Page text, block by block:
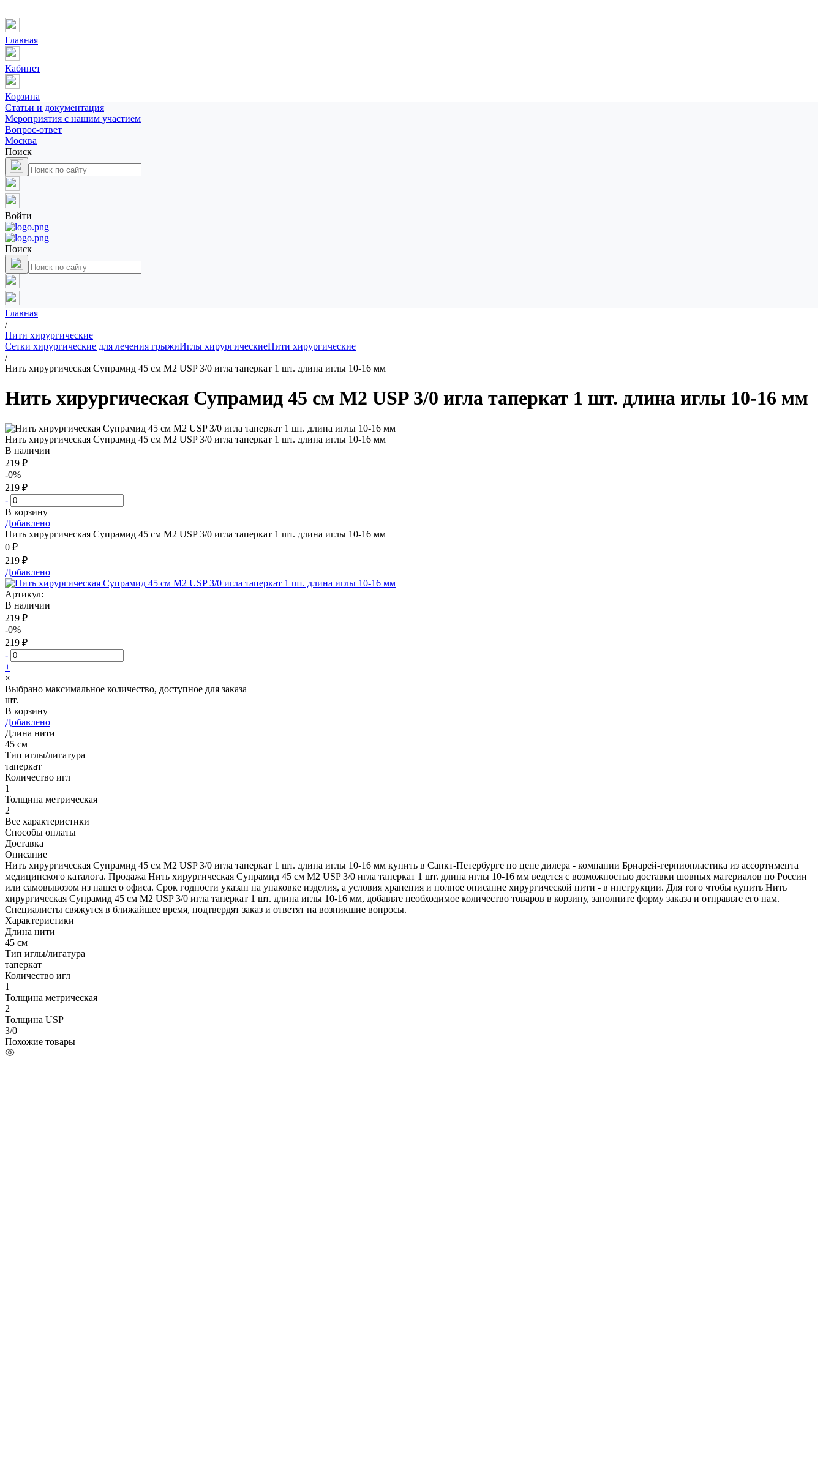
Главная
Кабинет
Корзина
Статьи и документация
Мероприятия с нашим участием
Вопрос-ответ
Москва
Поиск
Войти
Поиск
Главная
/
Нити хирургические
Сетки хирургические для лечения грыжиИглы хирургическиеНити хирургические
/
Нить хирургическая Супрамид 45 см М2 USP 3/0 игла таперкат 1 шт. длина иглы 10-16 мм
Нить хирургическая Супрамид 45 см М2 USP 3/0 игла таперкат 1 шт. длина иглы 10-16 мм
Нить хирургическая Супрамид 45 см М2 USP 3/0 игла таперкат 1 шт. длина иглы 10-16 мм
В наличии
219 ₽
-0%
219 ₽
-
+
В корзину
Добавлено
Нить хирургическая Супрамид 45 см М2 USP 3/0 игла таперкат 1 шт. длина иглы 10-16 мм
0 ₽
219 ₽
Добавлено
Артикул:
В наличии
219 ₽
-0%
219 ₽
-
+
×
Выбрано максимальное количество, доступное для заказа
шт.
В корзину
Добавлено
Длина нити
45 см
Тип иглы/лигатура
таперкат
Количество игл
1
Толщина метрическая
2
Все характеристики
Способы оплаты
Доставка
Описание
Нить хирургическая Супрамид 45 см М2 USP 3/0 игла таперкат 1 шт. длина иглы 10-16 мм купить в Санкт-Петербурге по цене дилера - компании Бриарей-герниопластика из ассортимента
медицинского каталога. Продажа Нить хирургическая Супрамид 45 см М2 USP 3/0 игла таперкат 1 шт. длина иглы 10-16 мм ведется с возможностью доставки шовных материалов по России
или самовывозом из нашего офиса. Срок годности указан на упаковке изделия, а условия хранения и полное описание хирургической нити - в инструкции. Для того чтобы купить Нить
хирургическая Супрамид 45 см М2 USP 3/0 игла таперкат 1 шт. длина иглы 10-16 мм, добавьте необходимое количество товаров в корзину, заполните форму заказа и отправьте его нам.
Специалисты свяжутся в ближайшее время, подтвердят заказ и ответят на возникшие вопросы.
Характеристики
Длина нити
45 см
Тип иглы/лигатура
таперкат
Количество игл
1
Толщина метрическая
2
Толщина USP
3/0
Похожие товары